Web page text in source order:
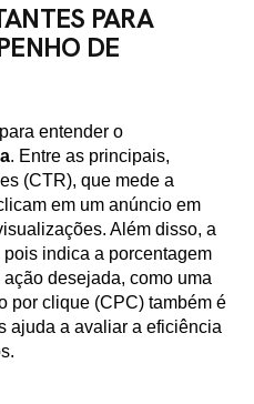
PARA
DE
entender o
. Entre as principais,
(CTR), que mede a
em um anúncio em
Além disso, a
indica a porcentagem
desejada, como uma
por clique (CPC) também é
ajuda a avaliar a eficiência